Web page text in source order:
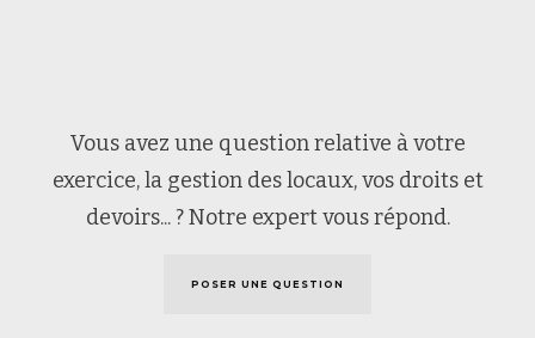
Vous avez une question relative à votre
exercice, la gestion des locaux, vos droits et
devoirs... ? Notre expert vous répond.
POSER UNE QUESTION